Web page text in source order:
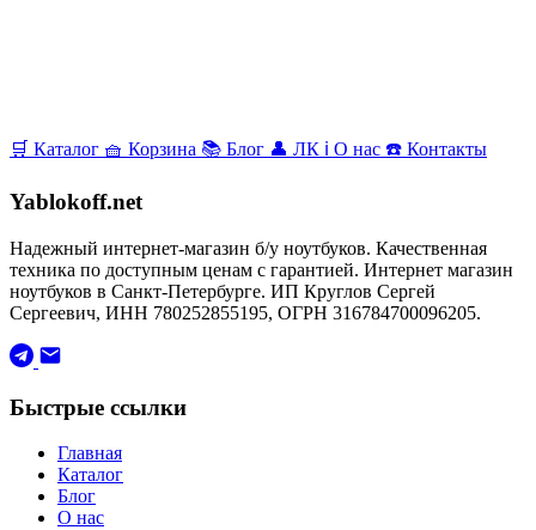
🛒 Каталог 🧺 Корзина 📚 Блог 👤 ЛК ℹ️ О нас ☎️ Контакты
Yablokoff.net
Надежный интернет-магазин б/у ноутбуков. Качественная
техника по доступным ценам с гарантией. Интернет магазин
ноутбуков в Санкт-Петербурге. ИП Круглов Сергей
Сергеевич, ИНН 780252855195, ОГРН 316784700096205.
Быстрые ссылки
Главная
Каталог
Блог
О нас